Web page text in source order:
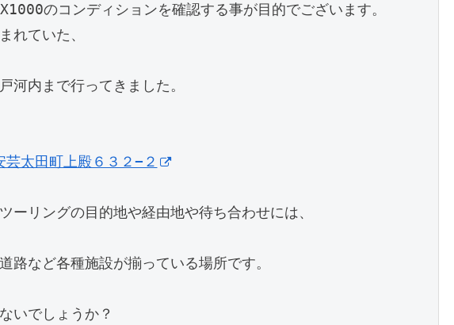
のコンディションを確認する事が目的でございます。
れていた、
河内まで行ってきました。
太田町上殿６３２−２
ーリングの目的地や経由地や待ち合わせには、
路など各種施設が揃っている場所です。
いでしょうか？